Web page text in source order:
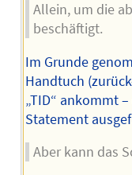
Allein, um die
beschäftigt.
Im Grunde
Handtuch
„TID“ ankommt
Statement
Aber kann das